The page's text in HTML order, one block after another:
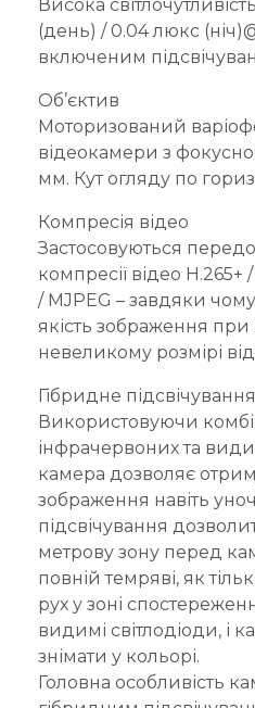
Висока
(день) / 0.04 люкс
включеним
Об’єктив
Моторизований
відеокамери з
мм. Кут огляду по
Компресія відео
Застосовуються
компресії відео H.265+
/ MJPEG – завдяки
якість зображення при
невеликому розмірі
Гібридне
Використовуючи
інфрачервоних та
камера дозволяє
зображення навіть
підсвічування
метрову зону перед
повній темряві, як
рух у зоні
видимі світлодіоди, і
знімати у кольорі.
Головна особливість